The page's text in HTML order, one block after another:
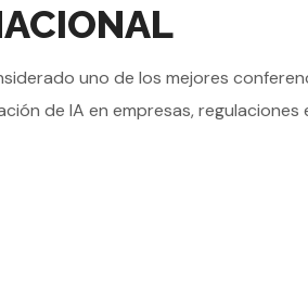
uno de los mejores
de IA en empresas, regulaciones